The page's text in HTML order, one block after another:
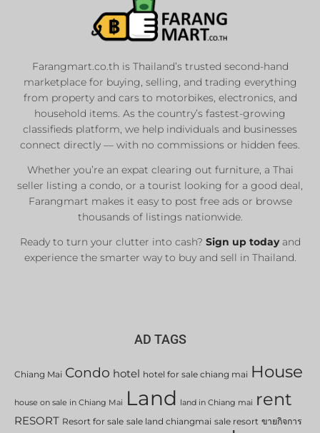
List Your
Properties
Private Sellers
Real Estate Agents
Sale & Rent
List Now
Farangmart.co.th is Thailand’s trusted second-hand
marketplace for buying, selling, and trading everything
from property and cars to motorbikes, electronics, and
household items. As the country’s fastest-growing
classifieds platform, we help individuals and businesses
connect directly — with no commissions or hidden fees.
Whether you’re an expat clearing out furniture, a Thai
seller listing a condo, or a tourist looking for a good deal,
Farangmart makes it easy to post free ads or browse
thousands of listings nationwide.
Ready to turn your clutter into cash? Sign up todayand
experience the smarter way to buy and sell in Thailand.
AD TAGS
Chiang Mai Condo hotel hotel for sale chiang mai House
house on sale in Chiang Mai Land land in Chiang mai rent
RESORT Resort for sale sale land chiangmai sale resort ขายกิจการ